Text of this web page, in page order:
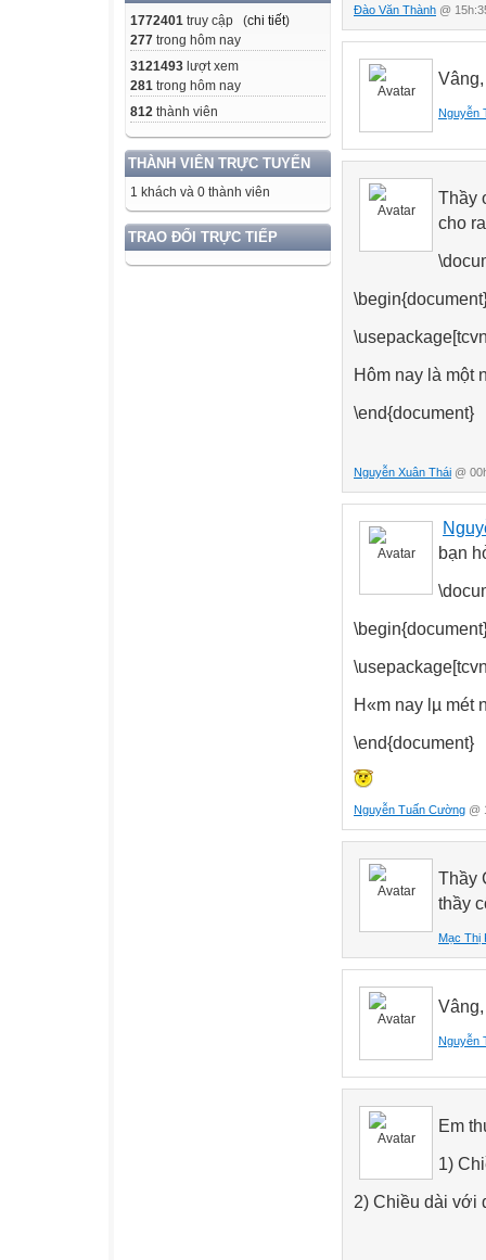
1772401 truy cập (chi tiết)
277 trong hôm nay
3121493 lượt xem
281 trong hôm nay
812 thành viên
THÀNH VIÊN TRỰC TUYẾN
1 khách và 0 thành viên
TRAO ĐỔI TRỰC TIẾP
Đào Văn Thành @
Nguyễn
Thầy
cho
Hôm nay là một
\end{document}
Nguyễn Xuân Thái @
bạn
H«m nay lµ mét
\end{document}
Nguyễn Tuấn Cường @
Thầy
thầy
Mạc Thị
Nguyễn
Em
1)
2) Chiều dài với